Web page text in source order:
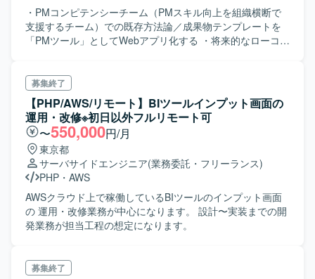
・PMコンピテンシーチーム（PMスキル向上を組織横断で
支援するチーム）での既存方法論／成果物テンプレートを
「PMツール」としてWebアプリ化する ・将来的なローコー
キテクチャを積極的に採用
募集終了
【PHP/AWS/リモート】BIツールインプット画面の
運用・改修※初日以外フルリモート可
〜550,000円/月
東京都
サーバサイドエンジニア(業務委託・フリーランス)
PHP ・ AWS
AWSクラウド上で稼働しているBIツールのインプット画面
の 運用・改修業務が中心になります。 設計〜実装までの開
発業務が担当工程の想定になります。
募集終了